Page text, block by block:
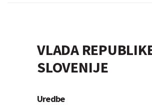
VLADA
SLOVENIJE
Uredbe